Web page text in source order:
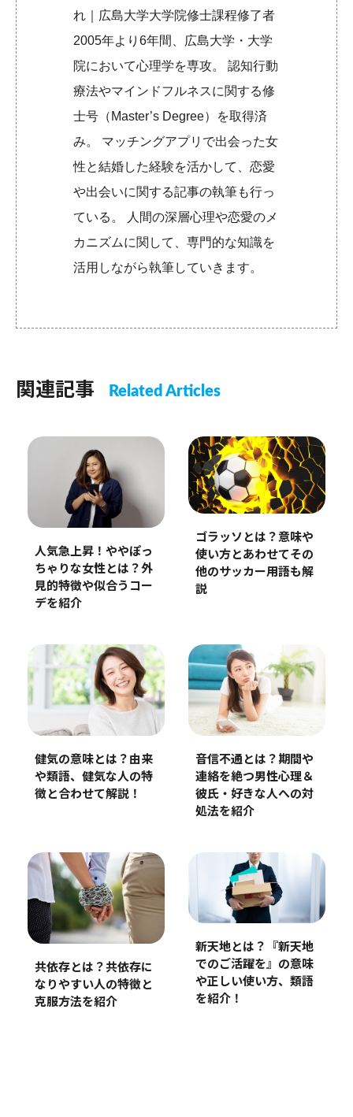
れ｜広島大学大学院修士課程修了者
2005年より6年間、広島大学・大学
院において心理学を専攻。 認知行動
療法やマインドフルネスに関する修
士号（Master’s Degree）を取得済
み。 マッチングアプリで出会った女
性と結婚した経験を活かして、恋愛
や出会いに関する記事の執筆も行っ
ている。 人間の深層心理や恋愛のメ
カニズムに関して、専門的な知識を
活用しながら執筆していきます。
関連記事 Related Articles
人気急上昇！ややぽっ
ちゃりな女性とは？外
見的特徴や似合うコー
デを紹介
ゴラッソとは？意味や
使い方とあわせてその
他のサッカー用語も解
説
健気の意味とは？由来
や類語、健気な人の特
徴と合わせて解説！
音信不通とは？期間や
連絡を絶つ男性心理＆
彼氏・好きな人への対
処法を紹介
共依存とは？共依存に
なりやすい人の特徴と
克服方法を紹介
新天地とは？『新天地
でのご活躍を』の意味
や正しい使い方、類語
を紹介！